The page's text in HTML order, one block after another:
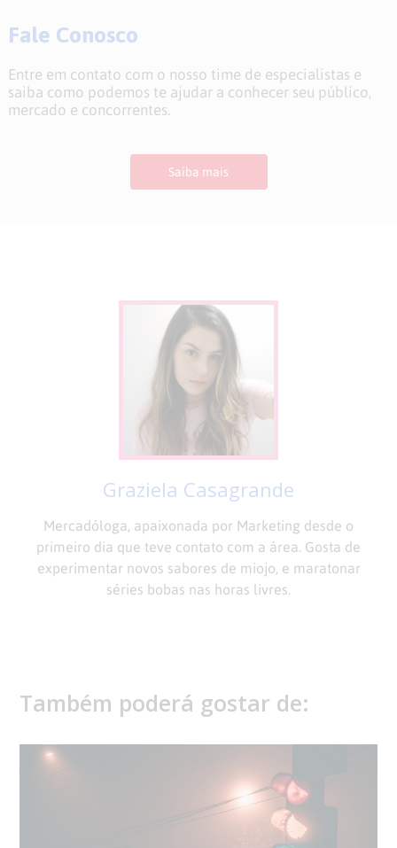
Fale Conosco
Entre em contato com o nosso time de especialistas e
saiba como podemos te ajudar a conhecer seu público,
mercado e concorrentes.
Saiba mais
Graziela Casagrande
Mercadóloga, apaixonada por Marketing desde o
primeiro dia que teve contato com a área. Gosta de
experimentar novos sabores de miojo, e maratonar
séries bobas nas horas livres.
Também poderá gostar de: